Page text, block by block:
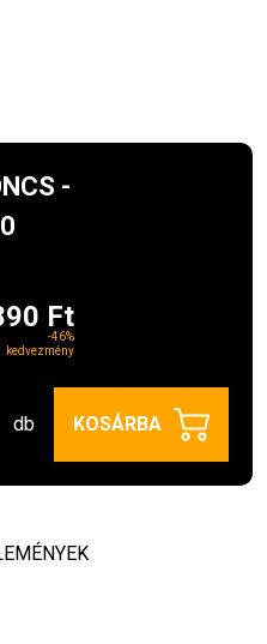
-
Ft
-46%
kedvezmény
db KOSÁRBA